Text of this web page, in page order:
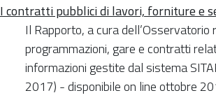
I contratti pubblici di lavori, forniture e
Il Rapporto, a cura
programmazioni, gare e contratti
informazioni gestite dal sistema
2017) - disponibile on line ottobre